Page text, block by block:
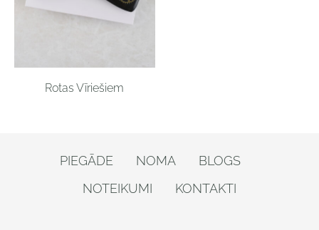
Rotas Vīriešiem
PIEGĀDE NOMA
BLOGS
NOTEIKUMI
KONTAKTI